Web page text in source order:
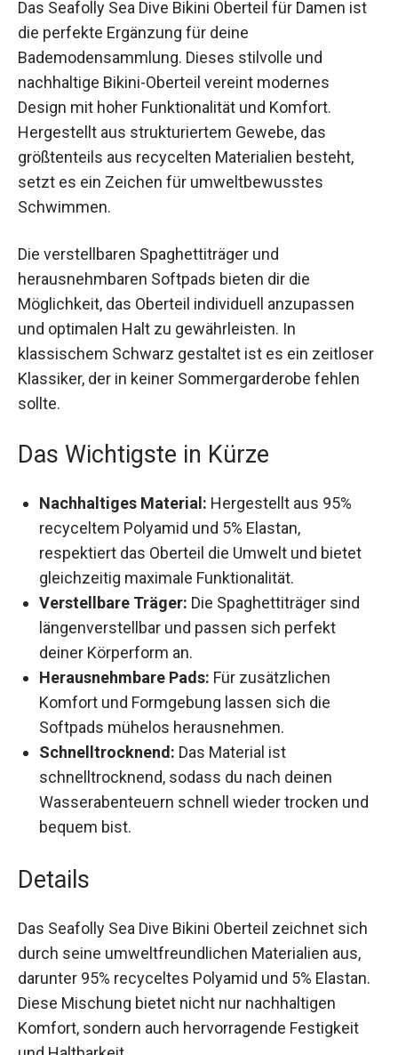
die perfekte Ergänzung für deine
Bademodensammlung. Dieses stilvolle und
nachhaltige Bikini-Oberteil vereint modernes
Design mit hoher Funktionalität und Komfort.
Hergestellt aus strukturiertem Gewebe, das
größtenteils aus recycelten Materialien besteht,
setzt es ein Zeichen für umweltbewusstes
Schwimmen.
herausnehmbaren Softpads bieten dir die
Möglichkeit, das Oberteil individuell anzupassen
und optimalen Halt zu gewährleisten. In
klassischem Schwarz gestaltet ist es ein
zeitloser Klassiker, der in keiner
Sommergarderobe fehlen sollte.
Das Wichtigste in Kürze
recyceltem Polyamid und 5% Elastan,
respektiert das Oberteil die Umwelt und bietet
gleichzeitig maximale Funktionalität.
Verstellbare Träger:Die Spaghettiträger sind
längenverstellbar und passen sich perfekt
deiner Körperform an.
Herausnehmbare Pads:
Komfort und Formgebung lassen sich die
Softpads mühelos herausnehmen.
Schnelltrocknend:Das Material ist
schnelltrocknend, sodass du nach deinen
Wasserabenteuern schnell wieder trocken
und bequem bist.
Details
sich durch seine umweltfreundlichen Materialien
aus, darunter 95% recyceltes Polyamid und 5%
Elastan. Diese Mischung bietet nicht nur
nachhaltigen Komfort, sondern auch
hervorragende Festigkeit und Haltbarkeit.